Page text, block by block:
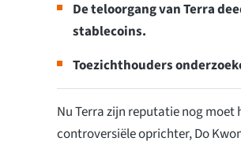
De teloorgang van Terra
stablecoins.
Toezichthouders
Nu Terra zijn reputatie nog moet
controversiële oprichter, Do